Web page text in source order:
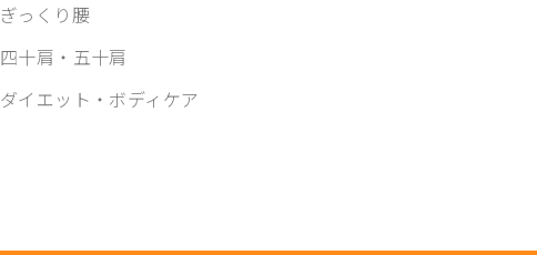
ぎっくり腰
四十肩・五十肩
ダイエット・ボディケア